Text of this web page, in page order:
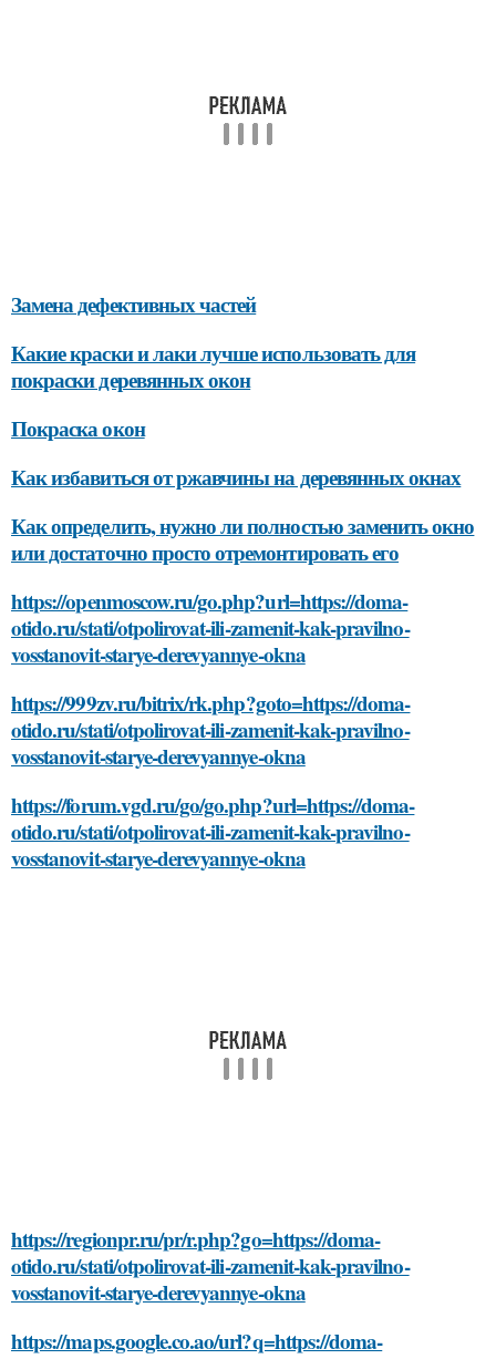
Замена дефективных частей
Какие краски и лаки лучше использовать для
покраски деревянных окон
Покраска окон
Как избавиться от ржавчины на деревянных окнах
Как определить, нужно ли полностью заменить окно
или достаточно просто отремонтировать его
https://openmoscow.ru/go.php?url=https://doma-
otido.ru/stati/otpolirovat-ili-zamenit-kak-pravilno-
vosstanovit-starye-derevyannye-okna
https://999zv.ru/bitrix/rk.php?goto=https://doma-
otido.ru/stati/otpolirovat-ili-zamenit-kak-pravilno-
vosstanovit-starye-derevyannye-okna
https://forum.vgd.ru/go/go.php?url=https://doma-
otido.ru/stati/otpolirovat-ili-zamenit-kak-pravilno-
vosstanovit-starye-derevyannye-okna
https://regionpr.ru/pr/r.php?go=https://doma-
otido.ru/stati/otpolirovat-ili-zamenit-kak-pravilno-
vosstanovit-starye-derevyannye-okna
https://maps.google.co.ao/url?q=https://doma-